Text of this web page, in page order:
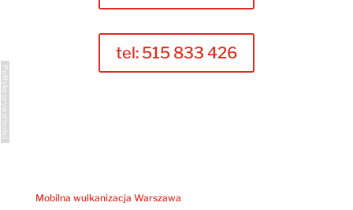
tel: 515 833 426
Mobilna wulkanizacja Warszawa
Polityka prywatności